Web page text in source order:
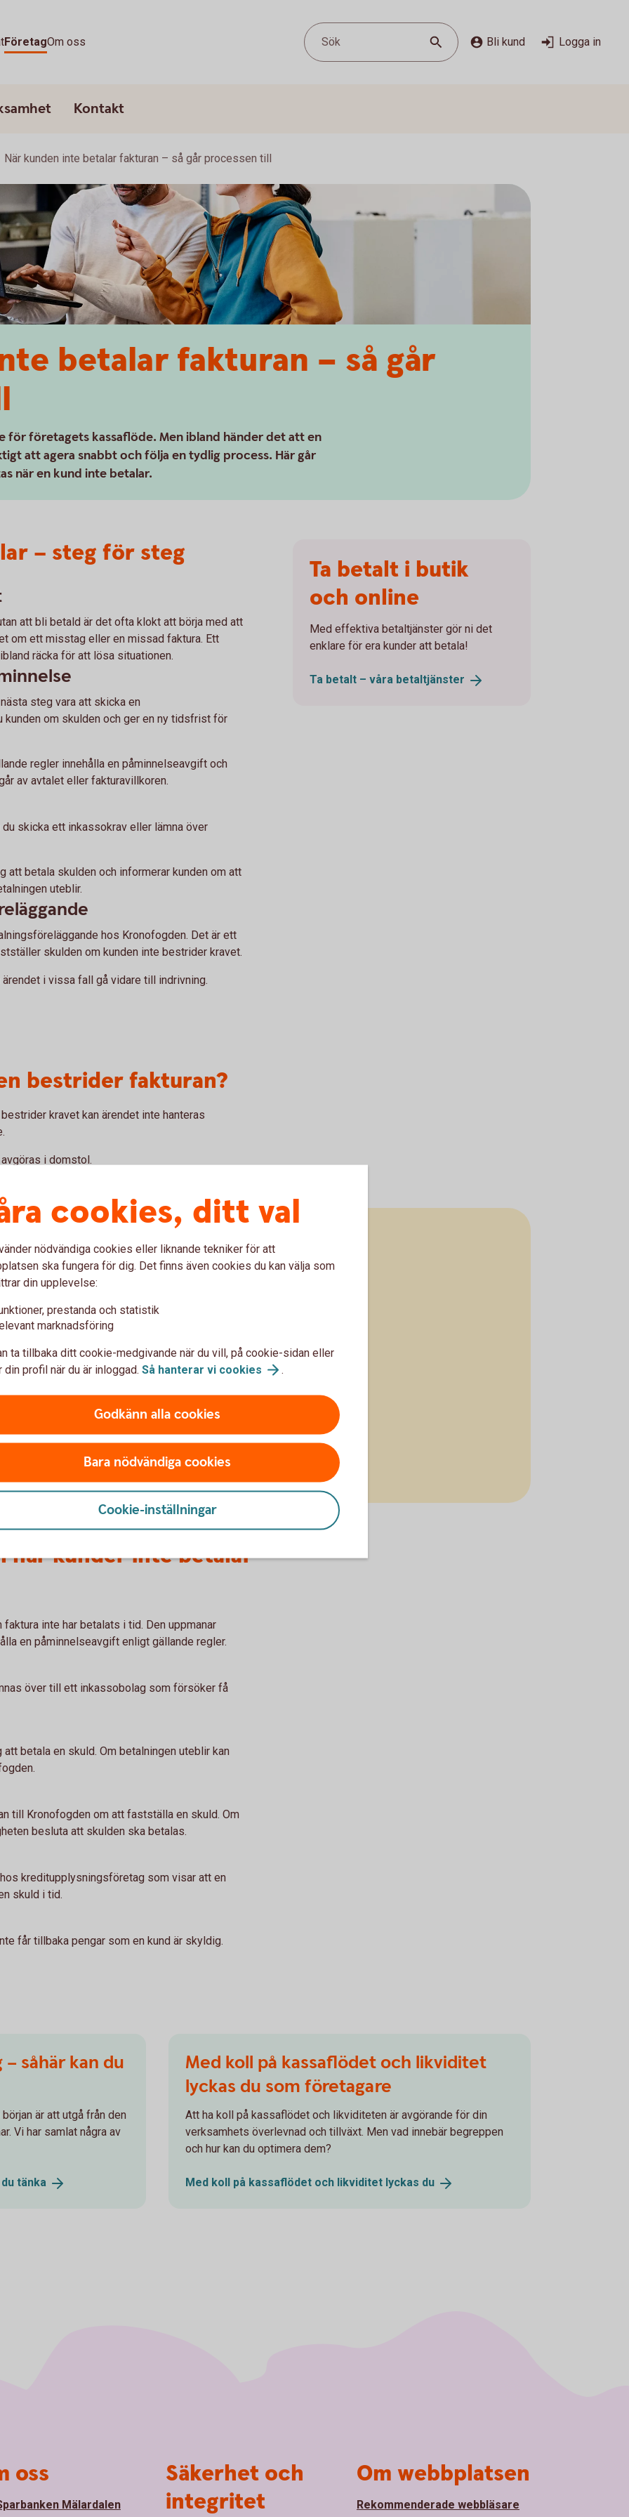
FöretagOm oss Sök Bli kund Logga in
Kontakt
När kunden inte betalar fakturan – så går processen till
betalar fakturan – så går
för företagets kassaflöde. Men ibland händer det att en
att agera snabbt och följa en tydlig process. Här går
när en kund inte betalar.
– steg för steg
att bli betald är det ofta klokt att börja med att
om ett misstag eller en missad faktura. Ett
räcka för att lösa situationen.
steg vara att skicka en
kunden om skulden och ger en ny tidsfrist för
regler innehålla en påminnelseavgift och
av avtalet eller fakturavillkoren.
skicka ett inkassokrav eller lämna över
att betala skulden och informerar kunden om att
uteblir.
hos Kronofogden. Det är ett
skulden om kunden inte bestrider kravet.
i vissa fall gå vidare till indrivning.
bestrider fakturan?
kravet kan ärendet inte hanteras
i domstol.
Ta betalt i butik
och online
Med effektiva betaltjänster gör ni det
enklare för era kunder att betala!
Ta betalt – våra betaltjänster
Tips!
risken för sena betalningar
uteblir
när kunder inte betalar
inte har betalats i tid. Den uppmanar
en påminnelseavgift enligt gällande regler.
över till ett inkassobolag som försöker få
betala en skuld. Om betalningen uteblir kan
till Kronofogden om att fastställa en skuld. Om
besluta att skulden ska betalas.
kreditupplysningsföretag som visar att en
skuld i tid.
får tillbaka pengar som en kund är skyldig.
såhär kan du
är att utgå från den
Vi har samlat några av
tänka
Med koll på kassaflödet och likviditet
lyckas du som företagare
Att ha koll på kassaflödet och likviditeten är avgörande för din
verksamhets överlevnad och tillväxt. Men vad innebär begreppen
och hur kan du optimera dem?
Med koll på kassaflödet och likviditet lyckas du
cookies, ditt val
nödvändiga cookies eller liknande tekniker för att
ska fungera för dig. Det finns även cookies du kan välja som
din upplevelse:
prestanda och statistik
marknadsföring
ta tillbaka ditt cookie-medgivande när du vill, på cookie-sidan eller
din profil när du är inloggad. Så hanterar vi cookies .
Godkänn alla cookies
Bara nödvändiga cookies
Cookie-inställningar
oss
Mälardalen
Säkerhet och
integritet
Om webbplatsen
Rekommenderade webbläsare